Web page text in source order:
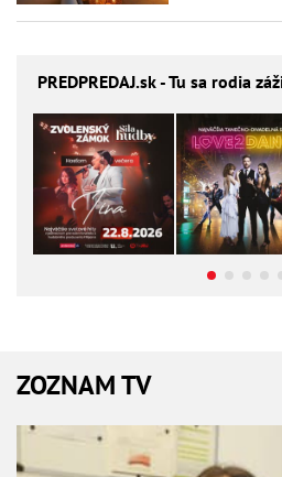
PREDPREDAJ.sk - Tu sa rodia
ZOZNAM TV